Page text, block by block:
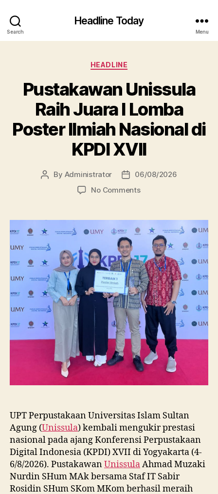
Search
Headline Today
Menu
Categories
HEADLINE
Pustakawan Unissula
Raih Juara I Lomba
Poster Ilmiah Nasional di
KPDI XVII
Post
By Administrator
Post06/08/2026
No Commentson
Raih
Juara
Lomba
Poster
Ilmiah
Nasional
di
KPDI
XVII
UPT Perpustakaan Universitas Islam Sultan
Agung (Unissula) kembali mengukir prestasi
nasional pada ajang Konferensi Perpustakaan
Digital Indonesia (KPDI) XVII di Yogyakarta (4-
6/8/2026). PustakawanUnissulaAhmad Muzaki
Nurdin SHum MAk bersama Staf IT Sabir
Rosidin SHum SKom MKom berhasil meraih